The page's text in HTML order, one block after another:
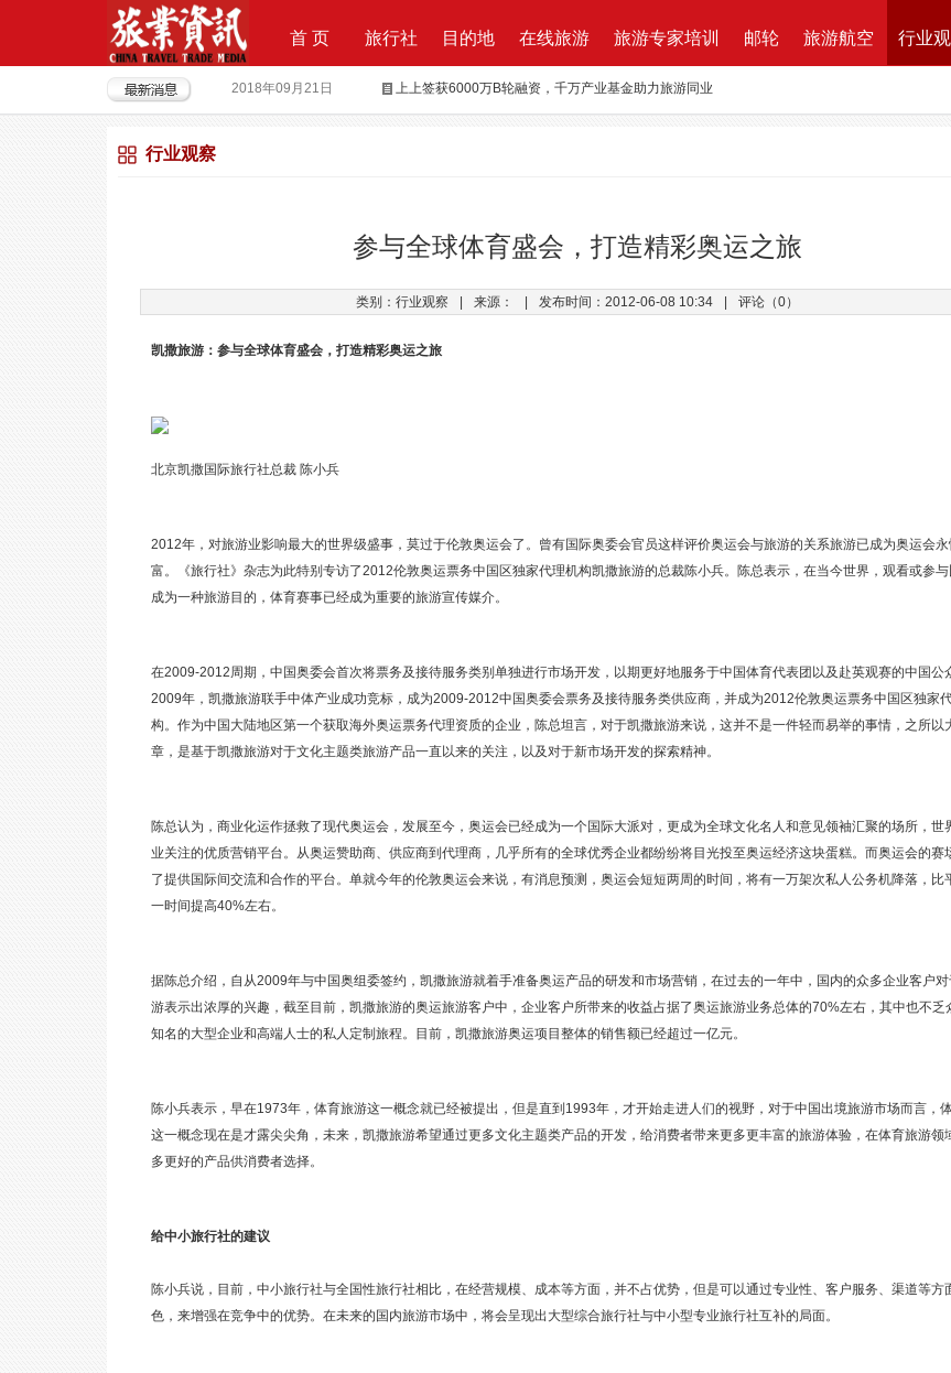
首 页 旅行社 目的地 在线旅游 旅游专家培训 邮轮 旅游航空 行业
2018年09月21日 上上签获6000万B轮融资，千万产业基金助力旅游同业
荣耀时刻，傲世启航| 华远国旅“济南定期航班直飞巴黎”产品发布会闪耀泉城
旅行社大佬对“营改增”说了些什么？
行业观察
参与全球体育盛会，打造精彩奥运之旅
类别：行业观察 来源： 发布时间：2012-06-08 10:34 评论（0）
凯撒旅游：参与全球体育盛会，打造精彩奥运之旅
北京凯撒国际旅行社总裁 陈小兵
2012年，对旅游业影响最大的世界级盛事，莫过于伦敦奥运会了。曾有国际奥委会官员这样评价奥运会与旅游的关系旅游已成为奥运会
富。《旅行社》杂志为此特别专访了2012伦敦奥运票务中国区独家代理机构凯撒旅游的总裁陈小兵。陈总表示，在当今世界，观看或参
成为一种旅游目的，体育赛事已经成为重要的旅游宣传媒介。
在2009-2012周期，中国奥委会首次将票务及接待服务类别单独进行市场开发，以期更好地服务于中国体育代表团以及赴英观赛的中国公
2009年，凯撒旅游联手中体产业成功竞标，成为2009-2012中国奥委会票务及接待服务类供应商，并成为2012伦敦奥运票务中国区独家
构。作为中国大陆地区第一个获取海外奥运票务代理资质的企业，陈总坦言，对于凯撒旅游来说，这并不是一件轻而易举的事情，之所以
章，是基于凯撒旅游对于文化主题类旅游产品一直以来的关注，以及对于新市场开发的探索精神。
陈总认为，商业化运作拯救了现代奥运会，发展至今，奥运会已经成为一个国际大派对，更成为全球文化名人和意见领袖汇聚的场所，世
业关注的优质营销平台。从奥运赞助商、供应商到代理商，几乎所有的全球优秀企业都纷纷将目光投至奥运经济这块蛋糕。而奥运会的赛
了提供国际间交流和合作的平台。单就今年的伦敦奥运会来说，有消息预测，奥运会短短两周的时间，将有一万架次私人公务机降落，比
一时间提高40%左右。
据陈总介绍，自从2009年与中国奥组委签约，凯撒旅游就着手准备奥运产品的研发和市场营销，在过去的一年中，国内的众多企业客户对
游表示出浓厚的兴趣，截至目前，凯撒旅游的奥运旅游客户中，企业客户所带来的收益占据了奥运旅游业务总体的70%左右，其中也不乏
知名的大型企业和高端人士的私人定制旅程。目前，凯撒旅游奥运项目整体的销售额已经超过一亿元。
陈小兵表示，早在1973年，体育旅游这一概念就已经被提出，但是直到1993年，才开始走进人们的视野，对于中国出境旅游市场而言，
这一概念现在是才露尖尖角，未来，凯撒旅游希望通过更多文化主题类产品的开发，给消费者带来更多更丰富的旅游体验，在体育旅游领
多更好的产品供消费者选择。
给中小旅行社的建议
陈小兵说，目前，中小旅行社与全国性旅行社相比，在经营规模、成本等方面，并不占优势，但是可以通过专业性、客户服务、渠道等方
色，来增强在竞争中的优势。在未来的国内旅游市场中，将会呈现出大型综合旅行社与中小型专业旅行社互补的局面。